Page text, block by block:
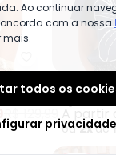
Quintess -
Blusa
Relevo)
Algodão
ou2xde
Ao continuar
com a nossa
mais.
todos os
privacidade